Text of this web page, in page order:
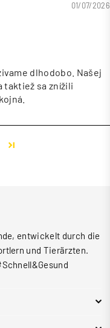
01/07/2026
dlhodobo. Našej
taktiež sa znížili
entwickelt durch die
und Tierärzten.